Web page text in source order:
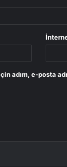
adım, e-posta